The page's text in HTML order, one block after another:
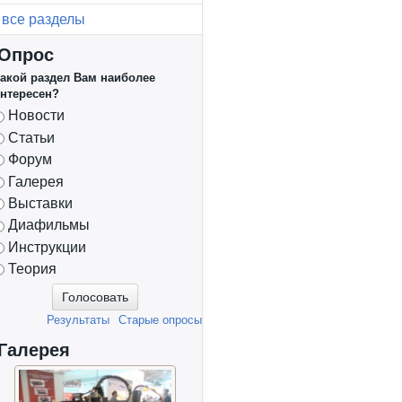
все разделы
раздел Вам наиболее
Новости
Статьи
Форум
Галерея
Выставки
Диафильмы
Инструкции
Теория
Старые опросы
Результаты